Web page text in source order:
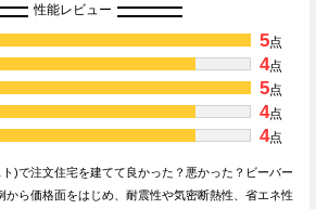
性能レビュー
5点
4点
5点
4点
4点
)で注文住宅を建てて良かった？悪かった？ビーバー
から価格面をはじめ、耐震性や気密断熱性、省エネ性